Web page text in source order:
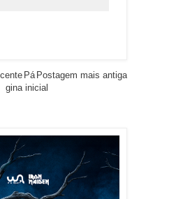
Postagem mais antiga
Pá
gina inicial